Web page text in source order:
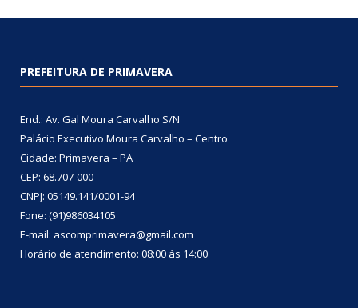
PREFEITURA DE PRIMAVERA
End.: Av. Gal Moura Carvalho S/N
Palácio Executivo Moura Carvalho – Centro
Cidade: Primavera – PA
CEP: 68.707-000
CNPJ: 05149.141/0001-94
Fone: (91)986034105
E-mail: ascomprimavera@gmail.com
Horário de atendimento: 08:00 às 14:00